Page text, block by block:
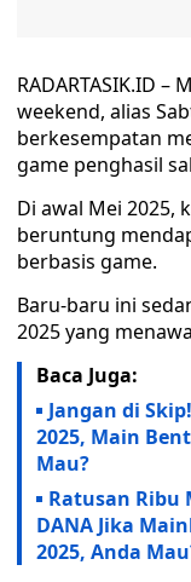
RADARTASIK.ID
weekend, alias
berkesempatan
game penghasil
Di awal Mei 2025,
beruntung
berbasis game.
Baru-baru ini
2025 yang
Baca Juga:
Jangan di
2025, Main
Mau?
Ratusan Ribu
DANA Jika
2025, Anda